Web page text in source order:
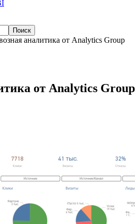
аналитика от Analytics Group
от Analytics Group